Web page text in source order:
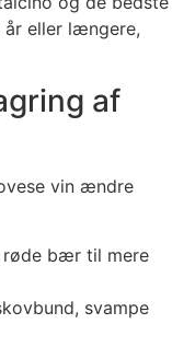
år eller længere,
af
vin ændre
bær til mere
svampe